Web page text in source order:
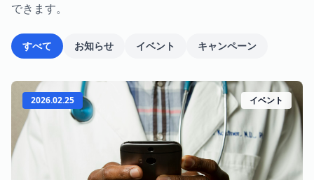
できます。
すべて お知らせ イベント キャンペーン
2026.02.25 イベント